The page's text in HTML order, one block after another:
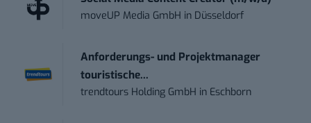
moveUP Media GmbH in Düsseldorf
Anforderungs- und Projektmanager
touristische...
trendtours Holding GmbH in Eschborn